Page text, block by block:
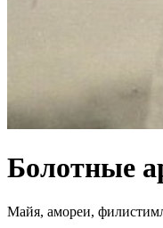
Болотные
Майя, амореи,